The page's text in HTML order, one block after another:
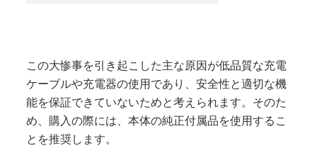
この大惨事を引き起こした主な原因が低品質な充電
ケーブルや充電器の使用であり、安全性と適切な機
能を保証できていないためと考えられます。そのた
め、購入の際には、本体の純正付属品を使用するこ
とを推奨します。